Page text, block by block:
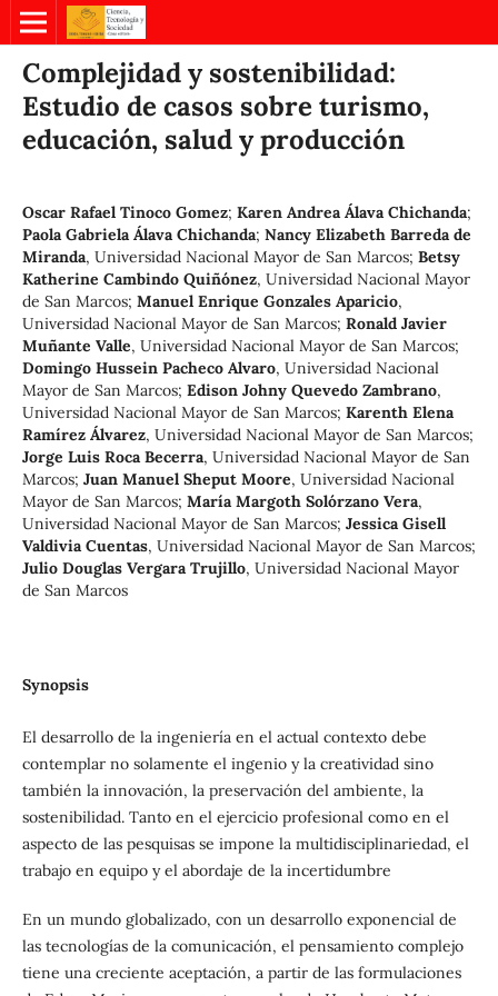
Complejidad y sostenibilidad:
Estudio de casos sobre turismo,
educación, salud y producción
Oscar Rafael Tinoco Gomez; Karen Andrea Álava Chichanda;
Paola Gabriela Álava Chichanda; Nancy Elizabeth Barreda de
Miranda, Universidad Nacional Mayor de San Marcos; Betsy
Katherine Cambindo Quiñónez, Universidad Nacional Mayor
de San Marcos; Manuel Enrique Gonzales Aparicio,
Universidad Nacional Mayor de San Marcos; Ronald Javier
Muñante Valle, Universidad Nacional Mayor de San Marcos;
Domingo Hussein Pacheco Alvaro, Universidad Nacional
Mayor de San Marcos; Edison Johny Quevedo Zambrano,
Universidad Nacional Mayor de San Marcos; Karenth Elena
Ramírez Álvarez, Universidad Nacional Mayor de San Marcos;
Jorge Luis Roca Becerra, Universidad Nacional Mayor de San
Marcos; Juan Manuel Sheput Moore, Universidad Nacional
Mayor de San Marcos; María Margoth Solórzano Vera,
Universidad Nacional Mayor de San Marcos; Jessica Gisell
Valdivia Cuentas, Universidad Nacional Mayor de San Marcos;
Julio Douglas Vergara Trujillo, Universidad Nacional Mayor
de San Marcos
Synopsis
El desarrollo de la ingeniería en el actual contexto debe
contemplar no solamente el ingenio y la creatividad sino
también la innovación, la preservación del ambiente, la
sostenibilidad. Tanto en el ejercicio profesional como en el
aspecto de las pesquisas se impone la multidisciplinariedad, el
trabajo en equipo y el abordaje de la incertidumbre
En un mundo globalizado, con un desarrollo exponencial de
las tecnologías de la comunicación, el pensamiento complejo
tiene una creciente aceptación, a partir de las formulaciones